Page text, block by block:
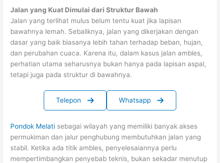
Jalan yang Kuat Dimulai dari Struktur Bawah
Jalan yang terlihat mulus belum tentu kuat jika lapisan
bawahnya lemah. Sebaliknya, jalan yang dikerjakan dengan
dasar yang baik biasanya lebih tahan terhadap beban, hujan,
dan perubahan cuaca. Karena itu, dalam kasus jalan ambles,
perhatian utama seharusnya bukan hanya pada lapisan aspal,
tetapi juga pada struktur di bawahnya.
Telepon Whatsapp
Pondok Melati sebagai wilayah yang memiliki banyak akses
permukiman dan jalur penghubung membutuhkan jalan yang
stabil. Ketika ada titik ambles, penyelesaiannya perlu
mempertimbangkan penyebab teknis, bukan sekadar menutup